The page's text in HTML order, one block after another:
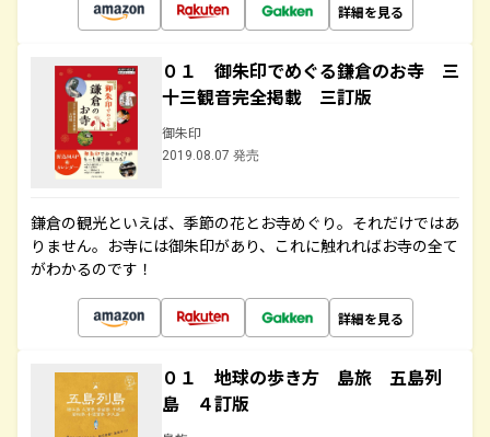
詳細を見る
０１ 御朱印でめぐる鎌倉のお寺 三
十三観音完全掲載 三訂版
御朱印
2019.08.07 発売
鎌倉の観光といえば、季節の花とお寺めぐり。それだけではあ
りません。お寺には御朱印があり、これに触れればお寺の全て
がわかるのです！
詳細を見る
０１ 地球の歩き方 島旅 五島列
島 ４訂版